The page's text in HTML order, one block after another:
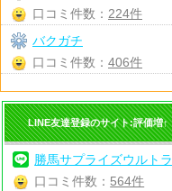
口コミ件数： 224件
バクガチ
口コミ件数： 406件
LINE友達登録のサイト:評価増↑
勝馬サプライズウルトラ
口コミ件数： 564件